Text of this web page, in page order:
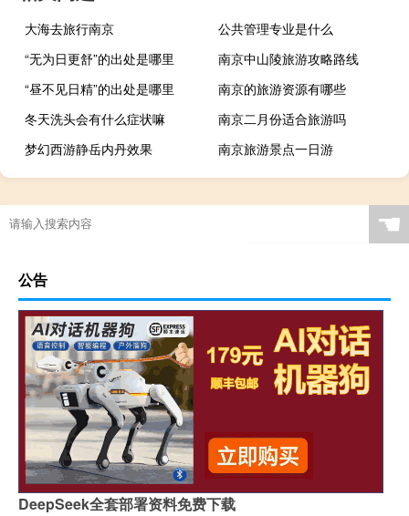
大海去旅行南京
公共管理专业是什么
“无为日更舒”的出处是哪里
南京中山陵旅游攻略路线
“昼不见日精”的出处是哪里
南京的旅游资源有哪些
冬天洗头会有什么症状嘛
南京二月份适合旅游吗
梦幻西游静岳内丹效果
南京旅游景点一日游
☚
公告
DeepSeek全套部署资料免费下载